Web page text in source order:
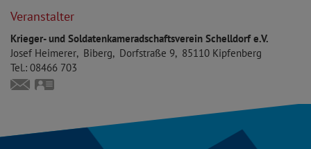
Veranstalter
Krieger- und Soldatenkameradschaftsverein Schelldorf e.V.
Josef Heimerer Biberg Dorfstraße 9 85110 Kipfenberg
Tel.: 08466 703
haag329@aol.com